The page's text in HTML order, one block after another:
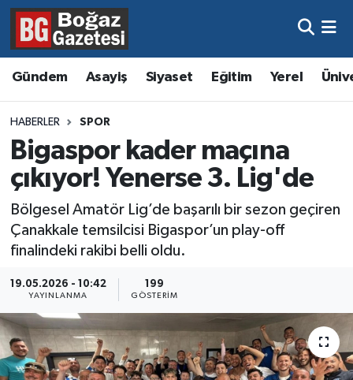
Gündem Asayiş Siyaset Eğitim Yerel
HABERLER SPOR
Bigaspor kader maçına
çıkıyor! Yenerse 3. Lig'de
Bölgesel Amatör Lig’de başarılı bir sezon geçiren
Çanakkale temsilcisi Bigaspor’un play-off
finalindeki rakibi belli oldu.
19.05.2026 - 10:42
YAYINLANMA
199
GÖSTERIM
Asayiş
Eğitim
Gündem
Kültür ve Sanat
Resmi İlanlar
Sağlık
Hava Durumu
Trafik Durumu
Süper Lig Puan Durumu ve Fikstür
Tüm Manşetler
Son Dakika Haberleri